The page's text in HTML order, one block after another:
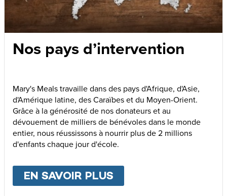
Nos pays d’intervention
Mary's Meals travaille dans des pays d'Afrique, d'Asie,
d'Amérique latine, des Caraïbes et du Moyen-Orient.
Grâce à la générosité de nos donateurs et au
dévouement de milliers de bénévoles dans le monde
entier, nous réussissons à nourrir plus de 2 millions
d'enfants chaque jour d'école.
EN SAVOIR PLUS